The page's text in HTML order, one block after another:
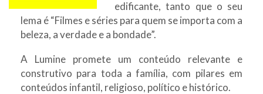
edificante, tanto que o seu
lema é “Filmes e séries para quem se importa com a
beleza, a verdade e a bondade”.
A Lumine promete um conteúdo relevante e
construtivo para toda a família, com pilares em
conteúdos infantil, religioso, político e histórico.